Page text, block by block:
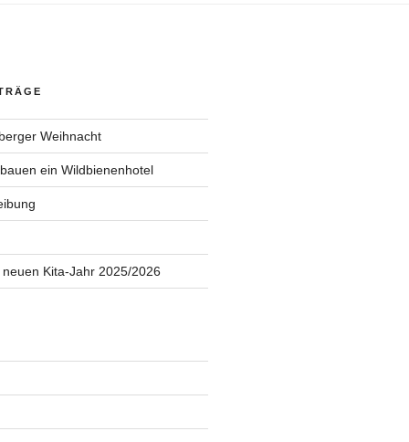
Weihnacht
ein Wildbienenhotel
Kita-Jahr 2025/2026